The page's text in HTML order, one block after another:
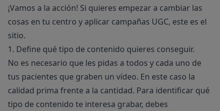
¡Vamos a la acción! Si quieres empezar a cambiar las
cosas en tu centro y aplicar campañas UGC, este es el
sitio.
1. Define qué tipo de contenido quieres conseguir.
No es necesario que les pidas a todos y cada uno de
tus pacientes que graben un vídeo. En este caso la
calidad prima frente a la cantidad. Para identificar qué
tipo de contenido te interesa grabar, debes